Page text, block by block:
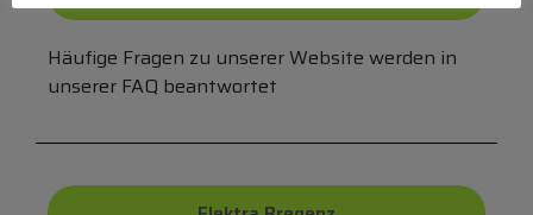
Häufige Fragen zu unserer Website werden in
unserer FAQ beantwortet